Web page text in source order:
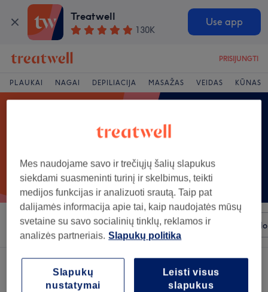
Treatwell
130K
Use app
PRISIJUNGTI
PLAUKAI NAGAI DEPILIACIJA MASAŽAS VEIDAS KŪNAS
Rūšiuoti pagal Bet kuri kaina Prekiniai ženklai
Salonas, siūlantis:kriolipolizė (šalčio terapija) rajonas: Šiauliai
Mes naudojame savo ir trečiųjų šalių slapukus
siekdami suasmeninti turinį ir skelbimus, teikti
medijos funkcijas ir analizuoti srautą. Taip pat
dalijamės informacija apie tai, kaip naudojatės mūsų
svetaine su savo socialinių tinklų, reklamos ir
analizės partneriais. Slapukų politika
Leisti visus
slapukus
Slapukų
nustatymai